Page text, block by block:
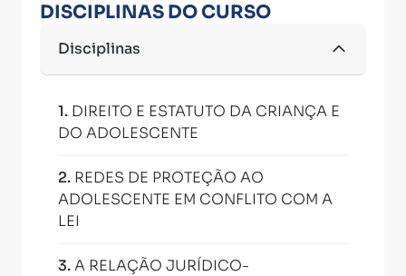
DISCIPLINAS DO CURSO
Disciplinas
1. DIREITO E ESTATUTO DA CRIANÇA E
DO ADOLESCENTE
2. REDES DE PROTEÇÃO AO
ADOLESCENTE EM CONFLITO COM A
LEI
3.A RELAÇÃO JURÍDICO-